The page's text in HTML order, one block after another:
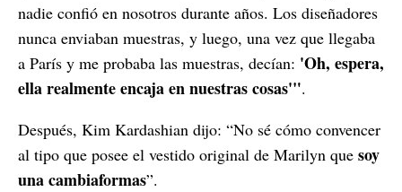
nadie confió en nosotros durante años. Los diseñadores
nunca enviaban muestras, y luego, una vez que llegaba
a París y me probaba las muestras, decían: 'Oh, espera,
ella realmente encaja en nuestras cosas'".
Después, Kim Kardashian dijo: “No sé cómo convencer
al tipo que posee el vestido original de Marilyn que soy
una cambiaformas”.